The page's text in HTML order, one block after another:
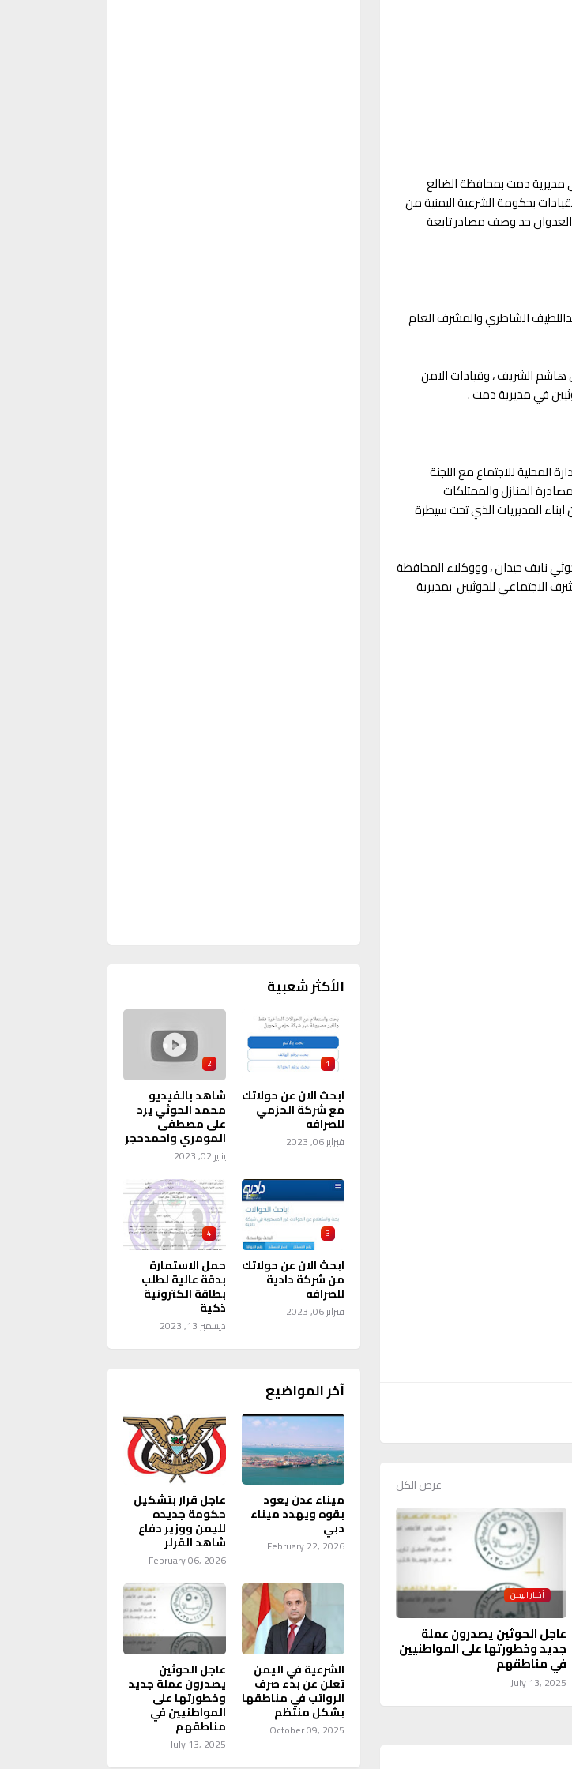
مديرية دمت بمحافظة الضالع
بحكومة الشرعية اليمنية من
العدوان حد وصف مصادر تابعة
الشاطري والمشرف العام
الشريف ، وقيادات الامن
في مديرية دمت .
للاجتماع مع اللجنة
المنازل والممتلكات
المديريات الذي تحت سيطرة
نايف حيدان ، وووكلاء المحافظة
الاجتماعي للحوثيين بمديرية
عرض الكل
أخبار اليمن
عاجل الحوثين يصدرون عملة
جديد وخطورتها على المواطنيين
في مناطقهم
July 13, 2025
الأكثر شعبية
1
ابحث الان عن حولاتك
مع شركة الحزمي
للصرافه
فبراير 06, 2023
2
شاهد بالفيديو
محمد الحوثي يرد
على مصطفى
المومري واحمدحجر
يناير 02, 2023
3
ابحث الان عن حولاتك
من شركة دادية
للصرافه
فبراير 06, 2023
4
حمل الاستمارة
بدقة عالية لطلب
بطاقة الكترونية
ذكية
ديسمبر 13, 2023
آخر المواضيع
ميناء عدن يعود
بقوه ويهدد ميناء
دبي
February 22, 2026
عاجل قرار بتشكيل
حكومة جديده
لليمن ووزير دفاع
شاهد القرلر
February 06, 2026
الشرعية في اليمن
تعلن عن بدء صرف
الرواتب في مناطقها
بشكل منتظم
October 09, 2025
عاجل الحوثين
يصدرون عملة جديد
وخطورتها على
المواطنيين في
مناطقهم
July 13, 2025